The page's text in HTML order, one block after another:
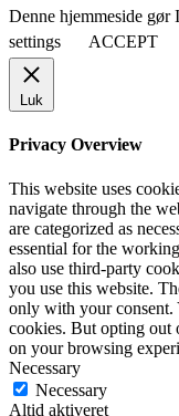
Denne hjemmeside
settings
ACCEPT
Luk
Privacy Overview
This website uses
navigate through the
are categorized as
essential for the
also use third-party
you use this website.
only with your consent.
cookies. But opting out
on your browsing
Necessary
Necessary
Altid aktiveret